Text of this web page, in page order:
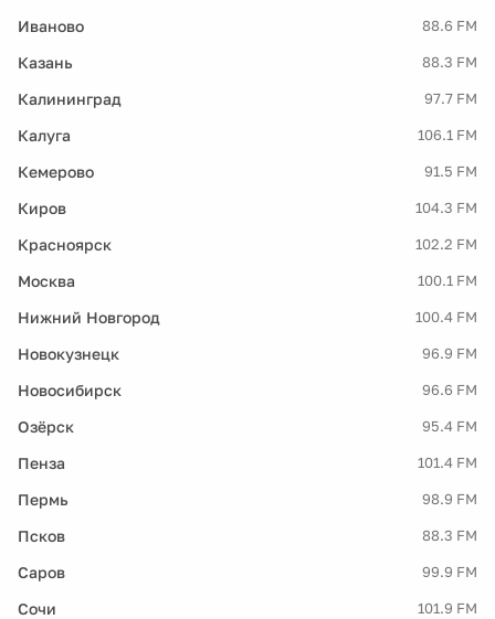
Иваново 88.6 FM
Казань 88.3 FM
Калининград 97.7 FM
Калуга 106.1 FM
Кемерово 91.5 FM
Киров 104.3 FM
Красноярск 102.2 FM
Москва 100.1 FM
Нижний Новгород 100.4 FM
Новокузнецк 96.9 FM
Новосибирск 96.6 FM
Озёрск 95.4 FM
Пенза 101.4 FM
Пермь 98.9 FM
Псков 88.3 FM
Саров 99.9 FM
Сочи 101.9 FM